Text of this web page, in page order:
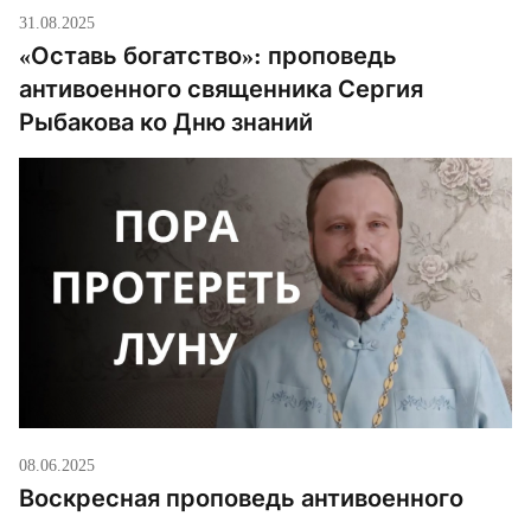
31.08.2025
«Оставь богатство»: проповедь
антивоенного священника Сергия
Рыбакова ко Дню знаний
08.06.2025
Воскресная проповедь антивоенного